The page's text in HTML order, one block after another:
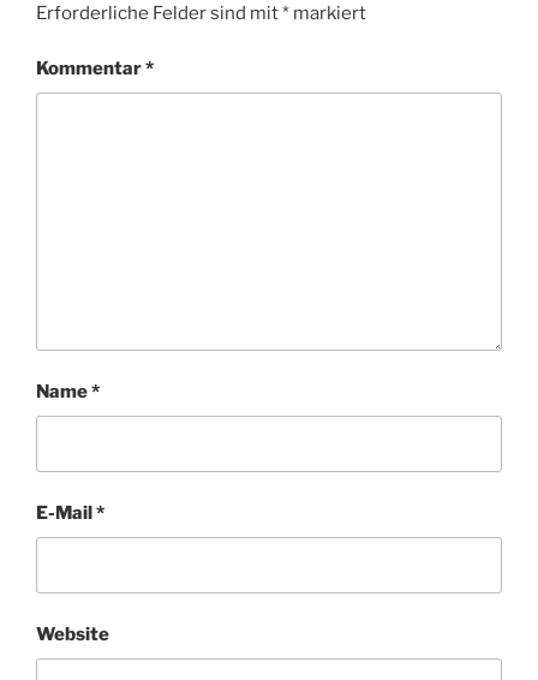
Erforderliche Felder sind mit* markiert
Kommentar*
Name*
E-Mail *
Website